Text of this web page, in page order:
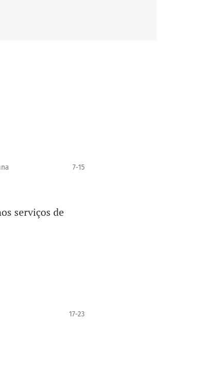
7-15
serviços de
17-23